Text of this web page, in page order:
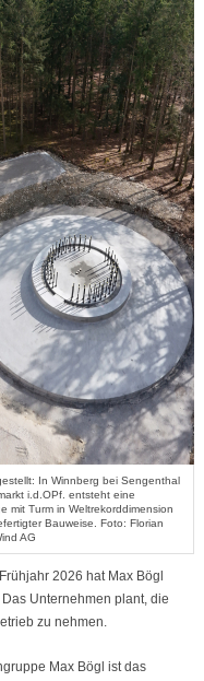
In Winnberg bei Sengenthal
i.d.OPf. entsteht eine
mit Turm in Weltrekorddimension
Bauweise. Foto: Florian
AG
2026 hat Max Bögl
Unternehmen plant, die
zu nehmen.
Max Bögl ist das